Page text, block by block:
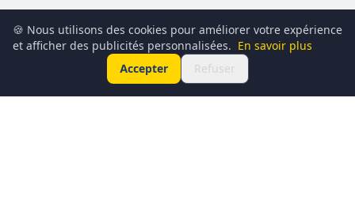
🍪 Nous utilisons des cookies pour améliorer votre expérience
et afficher des publicités personnalisées. En savoir plus
Accepter
Refuser